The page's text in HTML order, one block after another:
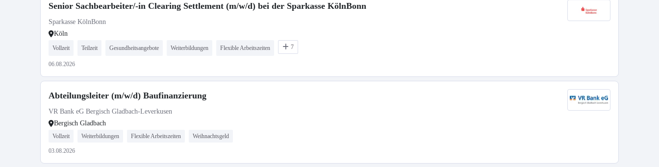
Senior Sachbearbeiter/-in Clearing Settlement (m/w/d) bei der Sparkasse KölnBonn
Sparkasse KölnBonn
Köln
Vollzeit Teilzeit Gesundheitsangebote Weiterbildungen Flexible Arbeitszeiten 7
06.08.2026
Abteilungsleiter (m/w/d) Baufinanzierung
VR Bank eG Bergisch Gladbach-Leverkusen
Bergisch Gladbach
Vollzeit Weiterbildungen Flexible Arbeitszeiten Weihnachtsgeld
03.08.2026